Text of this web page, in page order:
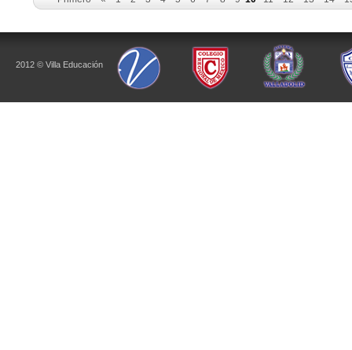
2012 © Villa Educación